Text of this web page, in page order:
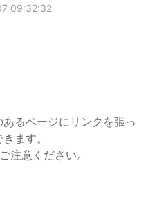
09:32:32
るページにリンクを張っ
ます。
注意ください。